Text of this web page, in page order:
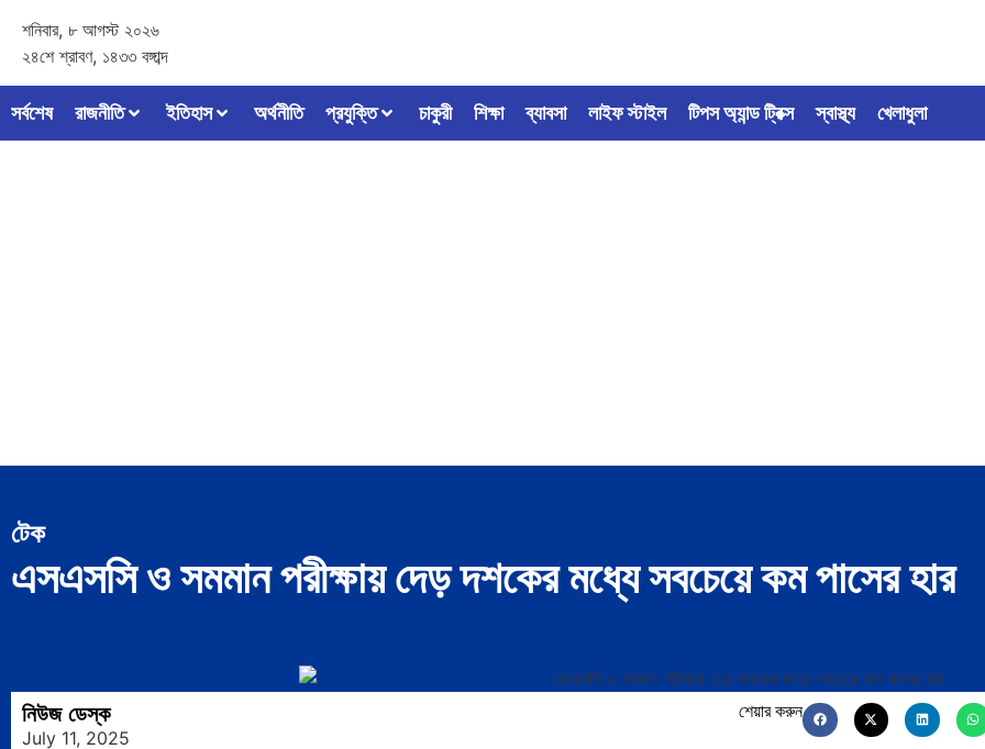
শনিবার, ৮ আগস্ট ২০২৬
২৪শে শ্রাবণ, ১৪৩৩ বঙ্গাব্দ
সর্বশেষ রাজনীতি ইতিহাস অর্থনীতি প্রযুক্তি চাকুরী শিক্ষা ব্যাবসা লাইফ স্টাইল টিপস অ্যান্ড ট্রিক্স স্বাস্থ্য খেলাধুলা
টেক
এসএসসি ও সমমান পরীক্ষায় দেড় দশকের মধ্যে সবচেয়ে কম পাসের হার
নিউজ ডেস্ক
July 11, 2025
শেয়ার করুন